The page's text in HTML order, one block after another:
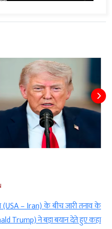
(USA – Iran) के बीच जारी तनाव के
Trump) ने बड़ा बयान देते हुए कहा